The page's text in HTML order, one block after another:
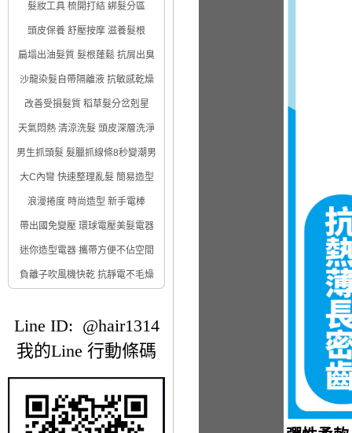
髮妝工具 梳開打結 綁髮分區
頭皮保養 舒壓按摩 滋養髮根
扁塌出油髮質 髮根蓬鬆 抗屑出臭
沙龍染髮自帶隔離液 抗敏感乾燥
改善受損髮質 稻草髮分岔剋星
天氣悶熱 清涼洗髮 頭皮深層洗淨
男生抓頭髮 髮臘抓線條8秒變潮男
大C內彎 快速整理亂髮 簡易造型
浪漫捲度 時尚造型 新手電棒
帶出國免變壓 環球電壓美髮電器
迷你造型電器 攜帶方便不佔空間
負離子吹風機快乾 抗靜電不毛燥
Line ID: @hair1314
我的Line 行動條碼